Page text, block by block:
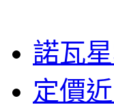
諾瓦
定價